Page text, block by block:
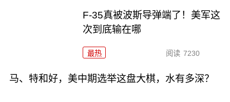
F-35真被波斯导弹端了！美军这
次到底输在哪
最热 阅读 7230
马、特和好，美中期选举这盘大棋，水有多深？